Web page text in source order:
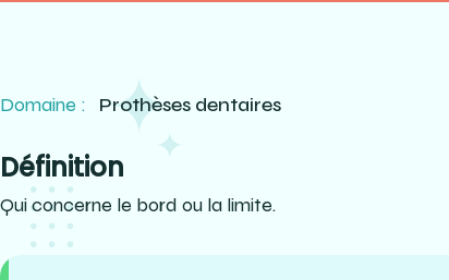
Domaine : Prothèses dentaires
Définition
Qui concerne le bord ou la limite.